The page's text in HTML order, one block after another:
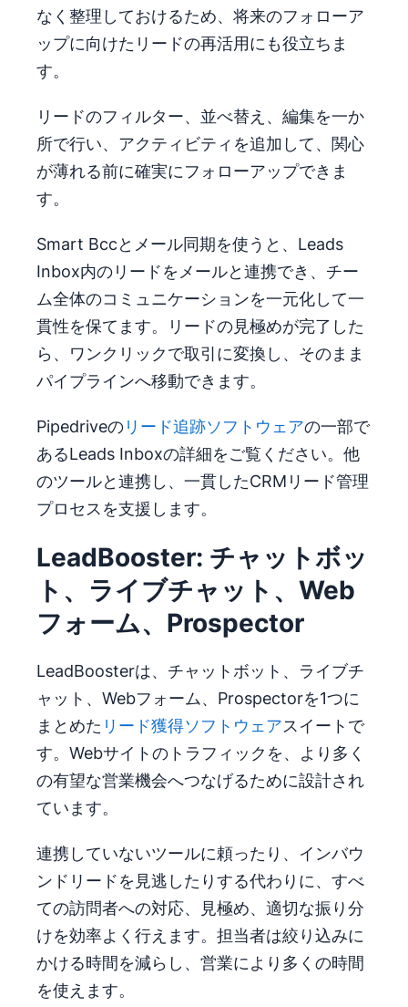
なく整理しておけるため、将来のフォローア
ップに向けたリードの再活用にも役立ちま
す。
リードのフィルター、並べ替え、編集を一か
所で行い、アクティビティを追加して、関心
が薄れる前に確実にフォローアップできま
す。
Smart Bccとメール同期を使うと、Leads
Inbox内のリードをメールと連携でき、チー
ム全体のコミュニケーションを一元化して一
貫性を保てます。リードの見極めが完了した
ら、ワンクリックで取引に変換し、そのまま
パイプラインへ移動できます。
Pipedriveのリード追跡ソフトウェアの一部で
あるLeads Inboxの詳細をご覧ください。他
のツールと連携し、一貫したCRMリード管理
プロセスを支援します。
LeadBooster: チャットボッ
ト、ライブチャット、Web
フォーム、Prospector
LeadBoosterは、チャットボット、ライブチ
ャット、Webフォーム、Prospectorを1つに
まとめた リード獲得ソフトウェアスイートで
す。Webサイトのトラフィックを、より多く
の有望な営業機会へつなげるために設計され
ています。
連携していないツールに頼ったり、インバウ
ンドリードを見逃したりする代わりに、すべ
ての訪問者への対応、見極め、適切な振り分
けを効率よく行えます。担当者は絞り込みに
かける時間を減らし、営業により多くの時間
を使えます。